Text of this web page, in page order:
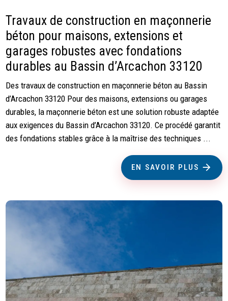
Travaux de construction en maçonnerie
béton pour maisons, extensions et
garages robustes avec fondations
durables au Bassin d’Arcachon 33120
Des travaux de construction en maçonnerie béton au Bassin
d’Arcachon 33120 Pour des maisons, extensions ou garages
durables, la maçonnerie béton est une solution robuste adaptée
aux exigences du Bassin d’Arcachon 33120. Ce procédé garantit
des fondations stables grâce à la maîtrise des techniques ...
EN SAVOIR PLUS